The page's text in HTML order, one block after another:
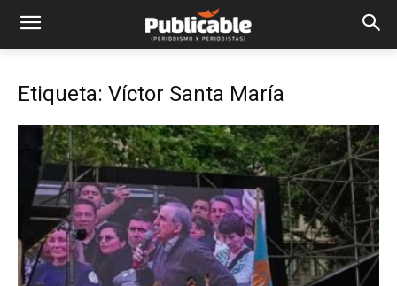
Etiqueta: Víctor Santa María